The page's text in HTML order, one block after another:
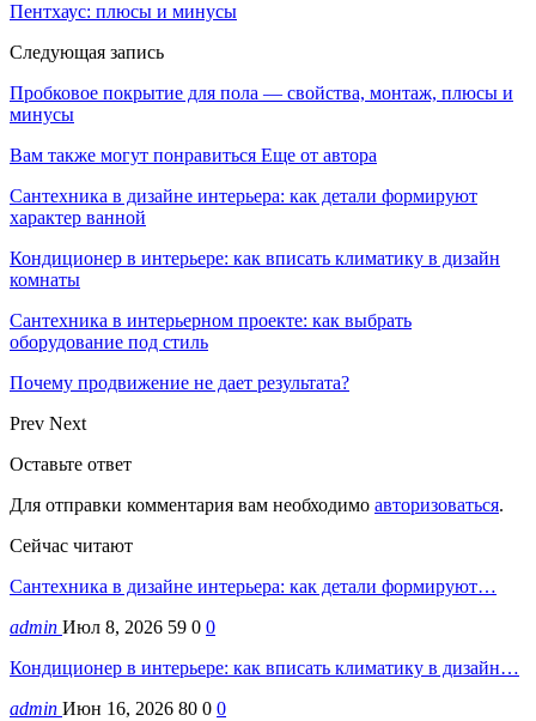
Пентхаус: плюсы и минусы
Следующая запись
Пробковое покрытие для пола — свойства, монтаж, плюсы и
минусы
Вам также могут понравиться Еще от автора
Сантехника в дизайне интерьера: как детали формируют
характер ванной
Кондиционер в интерьере: как вписать климатику в дизайн
комнаты
Сантехника в интерьерном проекте: как выбрать
оборудование под стиль
Почему продвижение не дает результата?
Prev Next
Оставьте ответ
Для отправки комментария вам необходимо авторизоваться.
Сейчас читают
Сантехника в дизайне интерьера: как детали формируют…
admin Июл 8, 2026 59 0 0
Кондиционер в интерьере: как вписать климатику в дизайн…
admin Июн 16, 2026 80 0 0